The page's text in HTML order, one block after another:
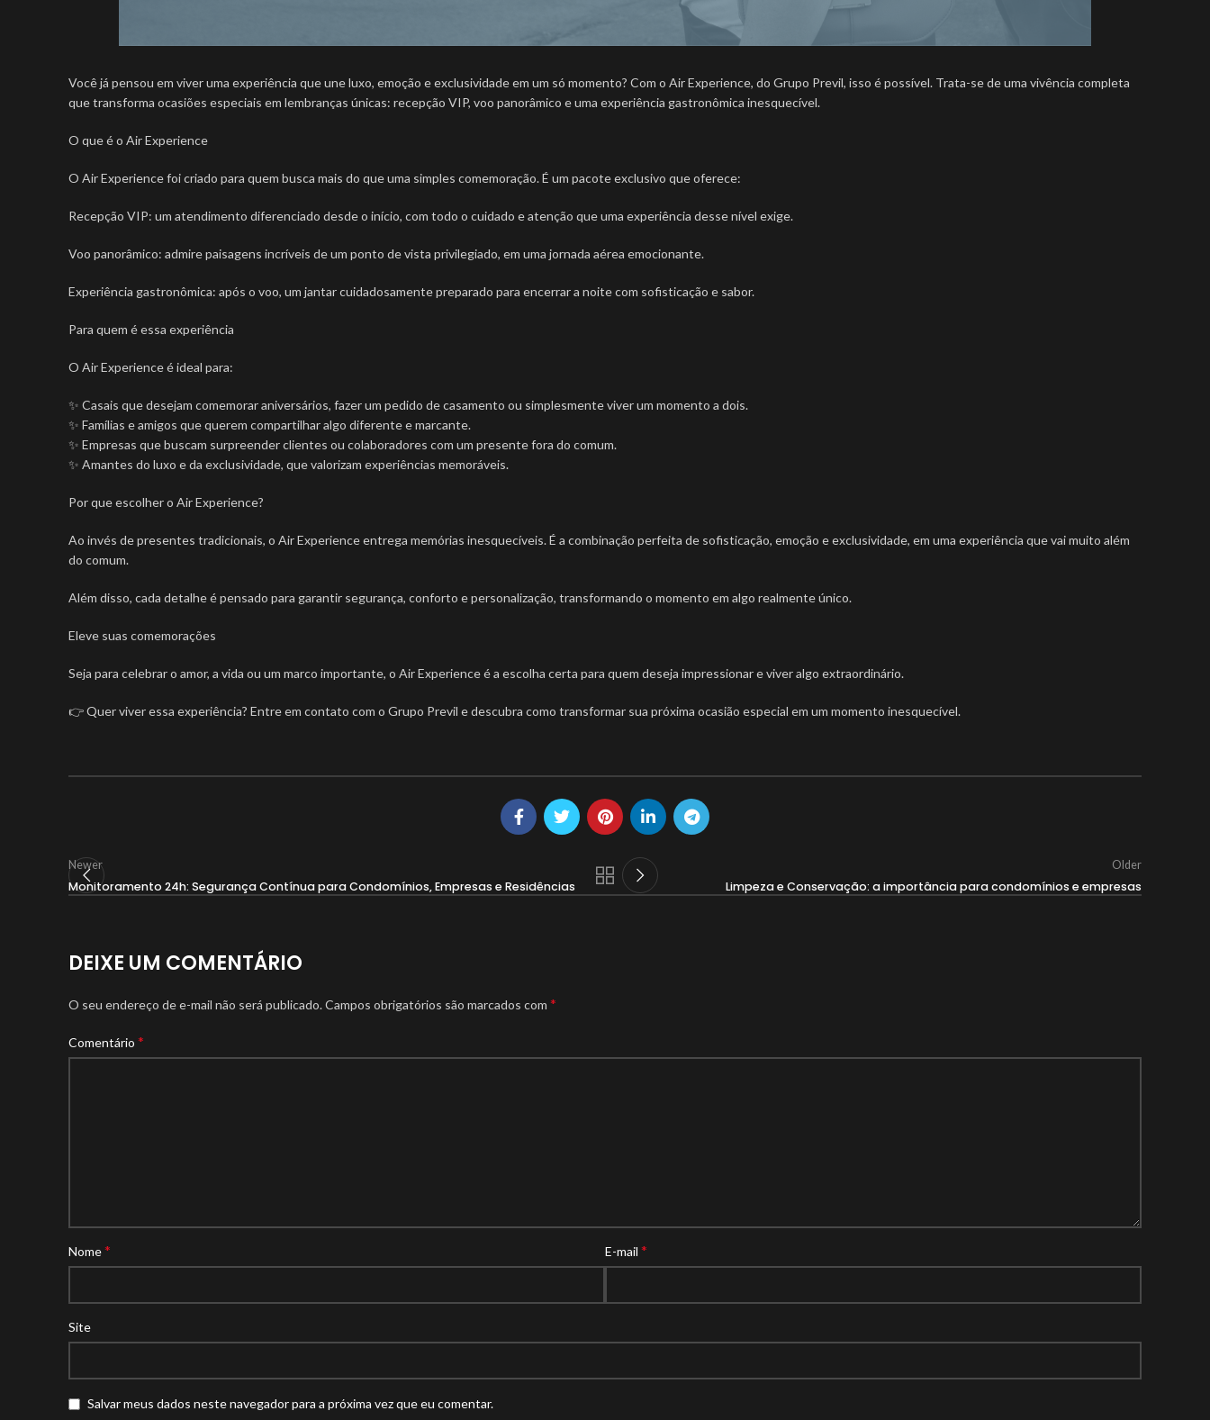
Você já pensou em viver uma experiência que une luxo, emoção e exclusividade em um só momento? Com o Air Experience, do Grupo Previl, isso é possível. Trata-se de uma vivência completa
que transforma ocasiões especiais em lembranças únicas: recepção VIP, voo panorâmico e uma experiência gastronômica inesquecível.
O que é o Air Experience
O Air Experience foi criado para quem busca mais do que uma simples comemoração. É um pacote exclusivo que oferece:
Recepção VIP: um atendimento diferenciado desde o início, com todo o cuidado e atenção que uma experiência desse nível exige.
Voo panorâmico: admire paisagens incríveis de um ponto de vista privilegiado, em uma jornada aérea emocionante.
Experiência gastronômica: após o voo, um jantar cuidadosamente preparado para encerrar a noite com sofisticação e sabor.
Para quem é essa experiência
O Air Experience é ideal para:
✨ Casais que desejam comemorar aniversários, fazer um pedido de casamento ou simplesmente viver um momento a dois.
✨ Famílias e amigos que querem compartilhar algo diferente e marcante.
✨ Empresas que buscam surpreender clientes ou colaboradores com um presente fora do comum.
✨ Amantes do luxo e da exclusividade, que valorizam experiências memoráveis.
Por que escolher o Air Experience?
Ao invés de presentes tradicionais, o Air Experience entrega memórias inesquecíveis. É a combinação perfeita de sofisticação, emoção e exclusividade, em uma experiência que vai muito além
do comum.
Além disso, cada detalhe é pensado para garantir segurança, conforto e personalização, transformando o momento em algo realmente único.
Eleve suas comemorações
Seja para celebrar o amor, a vida ou um marco importante, o Air Experience é a escolha certa para quem deseja impressionar e viver algo extraordinário.
👉 Quer viver essa experiência? Entre em contato com o Grupo Previl e descubra como transformar sua próxima ocasião especial em um momento inesquecível.
Newer
Monitoramento 24h: Segurança Contínua para Condomínios, Empresas e Residências
Older
Limpeza e Conservação: a importância para condomínios e empresas
DEIXE UM COMENTÁRIO
O seu endereço de e-mail não será publicado.Campos obrigatórios são marcados com *
Comentário *
Nome* E-mail *
Site
Salvar meus dados neste navegador para a próxima vez que eu comentar.